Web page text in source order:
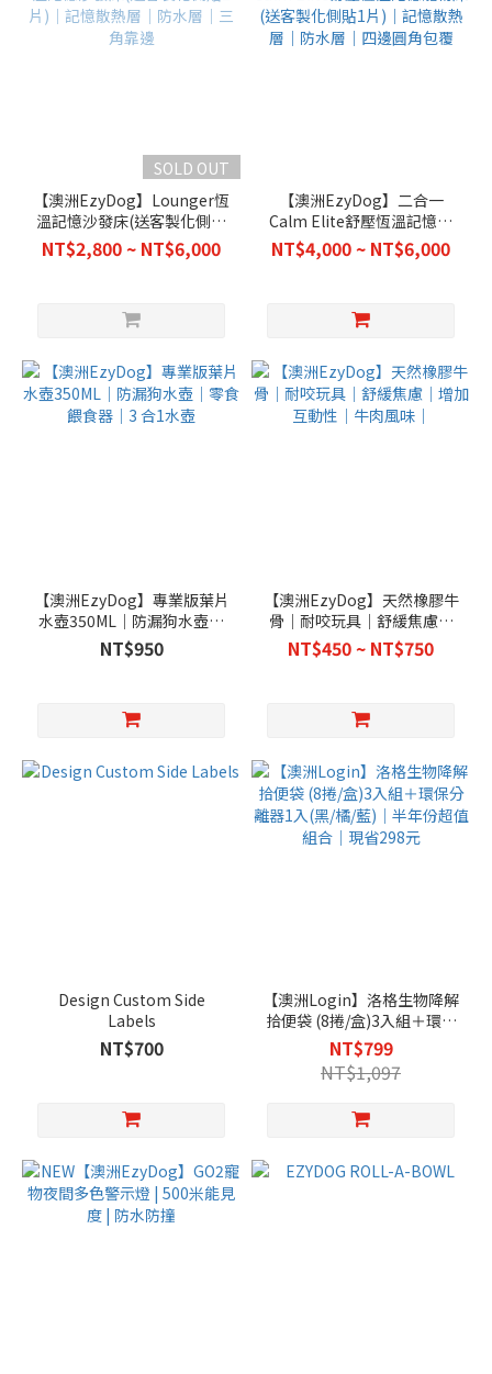
SOLD OUT
【澳洲EzyDog】Lounger恆
溫記憶沙發床(送客製化側貼
1片)｜記憶散熱層｜防水層
｜三角靠邊
NT$2,800 ~ NT$6,000
【澳洲EzyDog】二合一
Calm Elite舒壓恆溫記憶寵
物床(送客製化側貼1片)｜記
憶散熱層｜防水層｜四邊圓
NT$4,000 ~ NT$6,000
【澳洲EzyDog】專業版葉片
水壺350ML｜防漏狗水壺｜
零食餵食器｜3 合1水壺
NT$950
【澳洲EzyDog】天然橡膠牛
骨｜耐咬玩具｜舒緩焦慮｜
增加互動性｜牛肉風味｜
NT$450 ~ NT$750
Design Custom Side
Labels
NT$700
【澳洲Login】洛格生物降解
拾便袋 (8捲/盒)3入組＋環保
分離器1入(黑/橘/藍)｜半年
份超值組合｜現省298元
NT$799
NT$1,097